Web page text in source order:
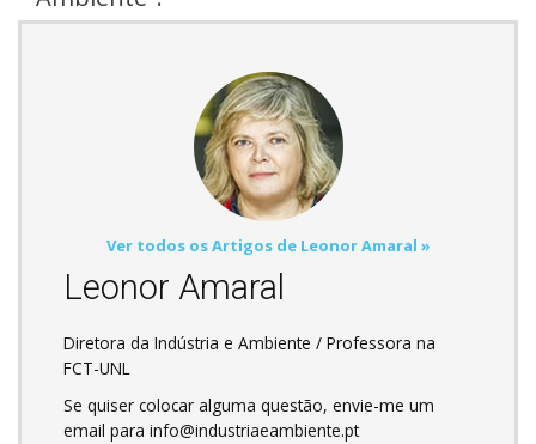
Ver todos os Artigos de Leonor Amaral »
Leonor Amaral
Diretora da Indústria e Ambiente / Professora na
FCT-UNL
Se quiser colocar alguma questão, envie-me um
email para info@industriaeambiente.pt